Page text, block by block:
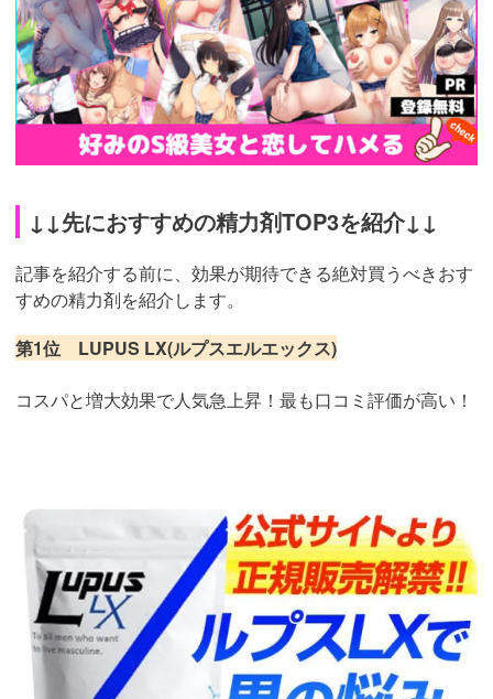
↓↓先におすすめの精力剤TOP3を紹介↓↓
記事を紹介する前に、効果が期待できる絶対買うべきおす
すめの精力剤を紹介します。
第1位 LUPUS LX(ルプスエルエックス)
コスパと増大効果で人気急上昇！最も口コミ評価が高い！